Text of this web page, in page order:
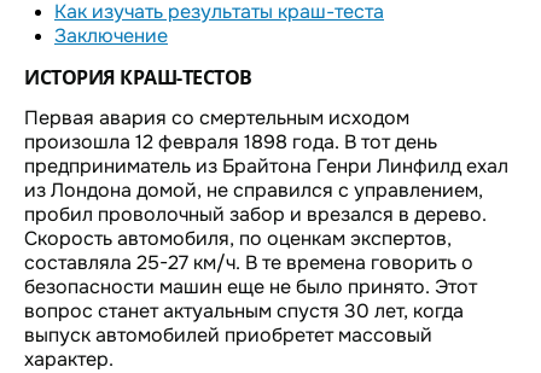
Как изучать результаты краш-теста
Заключение
ИСТОРИЯ КРАШ-ТЕСТОВ
Первая авария со смертельным исходом
произошла 12 февраля 1898 года. В тот день
предприниматель из Брайтона Генри Линфилд ехал
из Лондона домой, не справился с управлением,
пробил проволочный забор и врезался в дерево.
Скорость автомобиля, по оценкам экспертов,
составляла 25-27 км/ч. В те времена говорить о
безопасности машин еще не было принято. Этот
вопрос станет актуальным спустя 30 лет, когда
выпуск автомобилей приобретет массовый
характер.